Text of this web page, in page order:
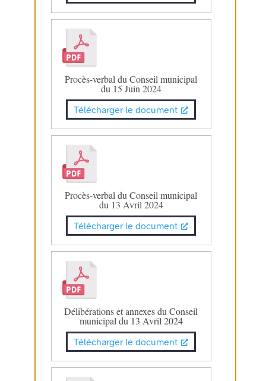
Procès-verbal du Conseil municipal
du 15 Juin 2024
Télécharger le document
Procès-verbal du Conseil municipal
du 13 Avril 2024
Télécharger le document
Délibérations et annexes du Conseil
municipal du 13 Avril 2024
Télécharger le document